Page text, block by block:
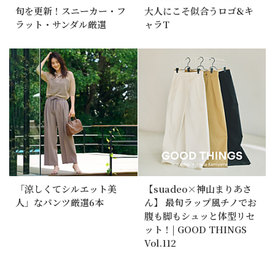
旬を更新！スニーカー・フ
ラット・サンダル厳選
大人にこそ似合うロゴ&キ
ャラT
「涼しくてシルエット美
人」なパンツ厳選6本
【suadeo×神山まりあさ
ん】 最旬ラップ風チノでお
腹も脚もシュッと体型リセ
ット！| GOOD THINGS
Vol.112